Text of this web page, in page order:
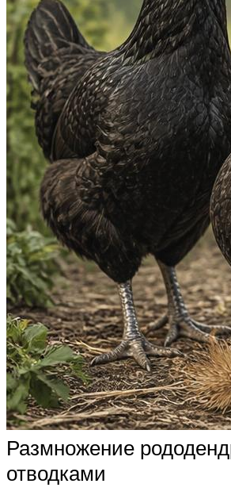
Размножение
отводками